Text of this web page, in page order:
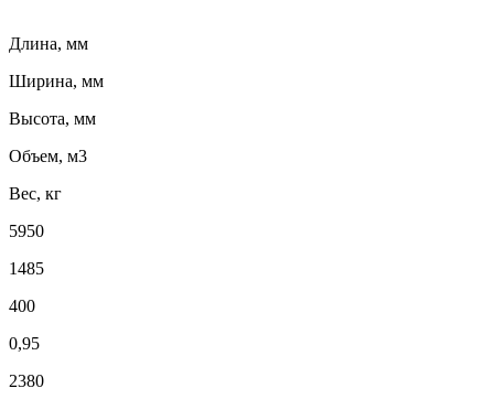
Длина, мм
Ширина, мм
Высота, мм
Объем, м3
Вес, кг
5950
1485
400
0,95
2380